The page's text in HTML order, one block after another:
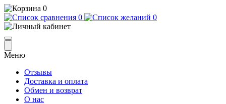
0
0
0
Меню
Отзывы
Доставка и оплата
Обмен и возврат
О нас